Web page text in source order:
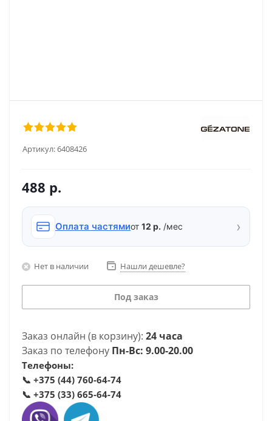
Артикул:6408426
488 р.
Оплата частямиот 12 р. /мес ›
Нет в наличии Нашли дешевле?
Под заказ
Заказ онлайн (в корзину): 24 часа
Заказ по телефону Пн-Вс: 9.00-20.00
Телефоны:
📞 +375 (44) 760-64-74
📞 +375 (33) 665-64-74